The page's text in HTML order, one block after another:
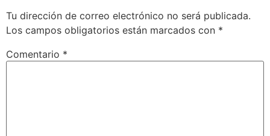
Tu dirección de correo electrónico no será publicada.
Los campos obligatorios están marcados con *
Comentario *